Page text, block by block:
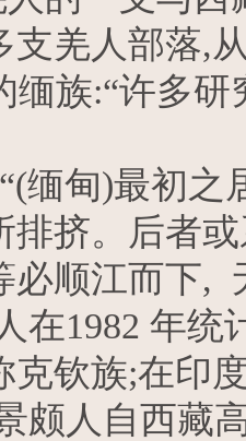
支羌人部落,
族:“许多研
缅甸)最初
排挤。后者
必顺江而下,
1982 年统
克钦族;在印
颇人自西藏